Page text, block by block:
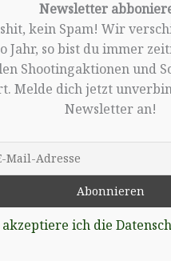
Newsletter
kein Spam! Wir
Jahr, so bist du immer
Shootingaktionen und
Melde dich jetzt
Newsletter an!
ich die